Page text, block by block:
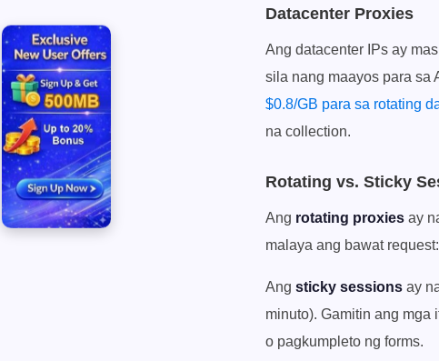
Datacenter Proxies
Ang datacenter IPs ay
sila nang maayos para sa
$0.8/GB para sa rotating
na collection.
Rotating vs. Sticky
Ang rotating proxies ay
malaya ang bawat
Ang sticky sessions ay
minuto). Gamitin ang mga
o pagkumpleto ng forms.